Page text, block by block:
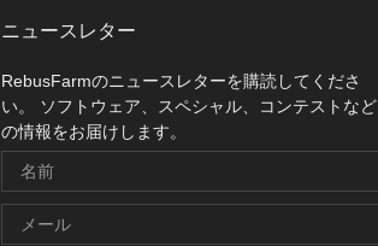
ニュースレター
RebusFarmのニュースレターを購読してくださ
い。 ソフトウェア、スペシャル、コンテストなど
の情報をお届けします。